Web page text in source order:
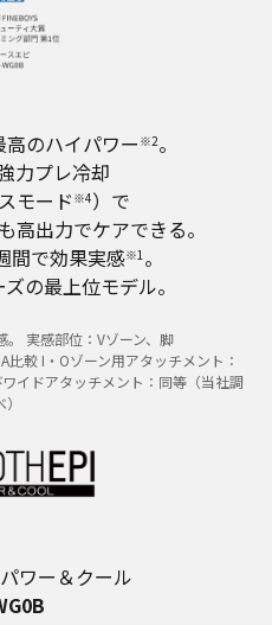
のハイパワー ※2。
力プレ冷却
モード ※4）で
高出力でケアできる。
間で効果実感※1 。
の最上位モデル。
実感部位：Vゾーン、脚
較 I・Oゾーン用アタッチメント：
イドアタッチメント：同等（当社調
ワー＆クール